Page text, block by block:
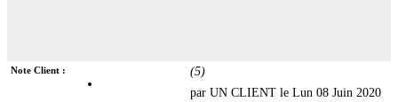
Note Client : (5)
par UN CLIENT leLun 08 Juin 2020